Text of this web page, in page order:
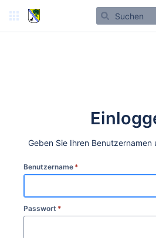
Geben Sie Ihren Benutzernamen
Benutzername *
Passwort *